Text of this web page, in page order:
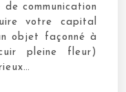
communication
votre capital
objet façonné à
pleine fleur)